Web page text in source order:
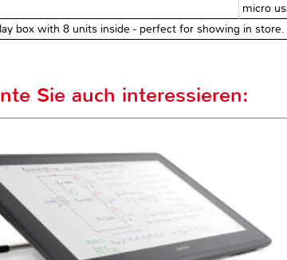
micro
box with 8 units inside - perfect for showing in store.
Sie auch interessieren: